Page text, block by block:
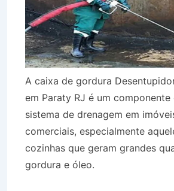
A caixa de gordura
em Paraty RJ é um
sistema de drenagem em
comerciais, especialmente
cozinhas que geram grandes
gordura e óleo.